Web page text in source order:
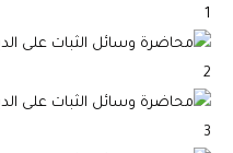
1
2
3